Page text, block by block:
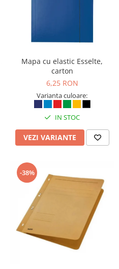
Mapa cu elastic Esselte,
carton
6,25 RON
Varianta culoare:
IN STOC
VEZI VARIANTE
-38%